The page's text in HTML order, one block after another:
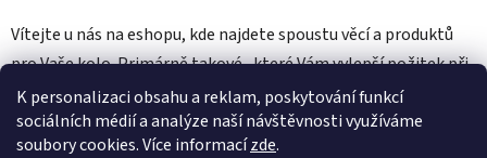
K personalizaci obsahu a reklam, poskytování funkcí
sociálních médií a analýze naší návštěvnosti využíváme
soubory cookies. Více informacízde.
Vítejte u nás na eshopu, kde najdete spoustu věcí a produktů
pro Vaše kolo. Primárně takové , které Vám vylepší požitek při
jízdě z kopce, ale věříme, že si tu něco vybere opravdu každý.